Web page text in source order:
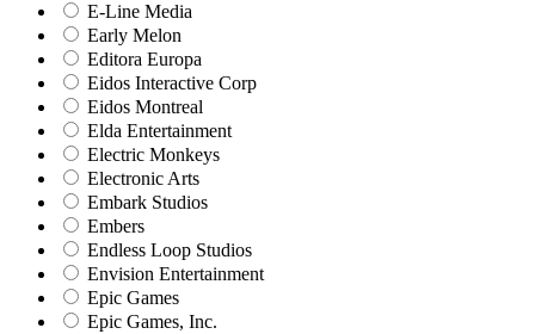
E-Line Media
Early Melon
Editora Europa
Eidos Interactive Corp
Eidos Montreal
Elda Entertainment
Electric Monkeys
Electronic Arts
Embark Studios
Embers
Endless Loop Studios
Envision Entertainment
Epic Games
Epic Games, Inc.